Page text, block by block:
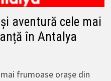
aventură cele mai
în Antalya
frumoase orașe din